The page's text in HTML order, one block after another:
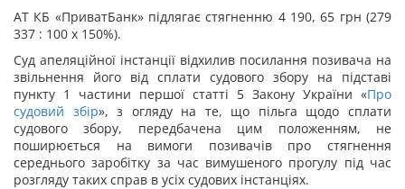
АТ КБ «ПриватБанк» підлягає стягненню 4 190, 65 грн (279
337 : 100 х 150%).
Суд апеляційної інстанції відхилив посилання позивача на
звільнення його від сплати судового збору на підставі
пункту 1 частини першої статті 5 Закону України «Про
судовий збір», з огляду на те, що пільга щодо сплати
судового збору, передбачена цим положенням, не
поширюється на вимоги позивачів про стягнення
середнього заробітку за час вимушеного прогулу під час
розгляду таких справ в усіх судових інстанціях.